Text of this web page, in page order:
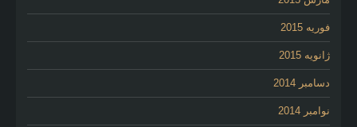
فوریه 2015
ژانویه 2015
دسامبر 2014
نوامبر 2014